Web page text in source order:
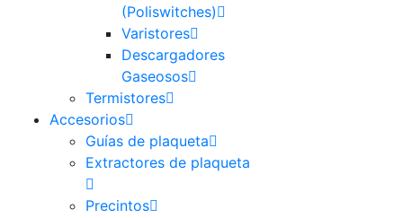
(Poliswitches)
Varistores
Descargadores
Gaseosos
Termistores
Accesorios
Guías de plaqueta
Extractores de plaqueta
Precintos